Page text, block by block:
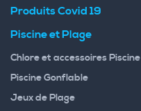
Produits Covid 19
Piscine et Plage
Chlore et accessoires Piscine
Piscine Gonflable
Jeux de Plage